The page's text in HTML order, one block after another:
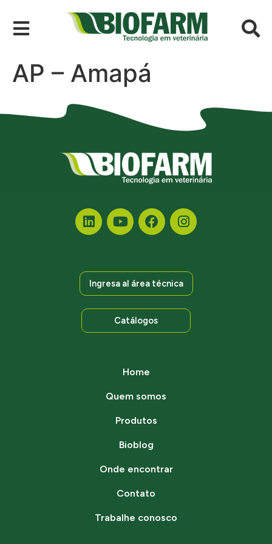
AP – Amapá
Ingresa al área técnica
Catálogos
Home
Quem somos
Produtos
Bioblog
Onde encontrar
Contato
Trabalhe conosco